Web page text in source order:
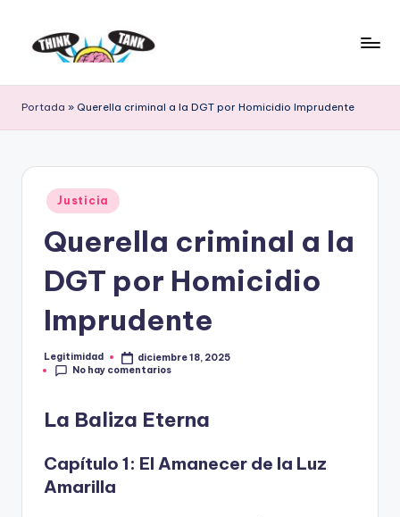
Saltar
l
P
r
L
G
T
Portada » Querella criminal a la DGT por Homicidio Imprudente
Publicado
en
Justicia
Querella criminal a la
DGT por Homicidio
Imprudente
Publicado
por
Legitimidad
diciembre 18, 2025
No hay comentarios
La Baliza Eterna
Capítulo 1: El Amanecer de la Luz
Amarilla